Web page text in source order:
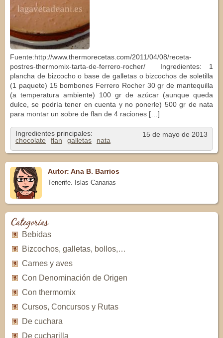
Fuente:http://www.thermorecetas.com/2011/04/08/receta-
postres-thermomix-tarta-de-ferrero-rocher/ Ingredientes: 1
plancha de bizcocho o base de galletas o bizcochos de soletilla
(1 paquete) 15 bombones Ferrero Rocher 30 gr de mantequilla
(a temperatura ambiente) 100 gr de azúcar (aunque queda
dulce, se podría tener en cuenta y no ponerle) 500 gr de nata
para montar un sobre de flan de 4 raciones […]
15 de mayo de 2013
Ingredientes principales:
chocolate
flan galletas nata
Autor: Ana B. Barrios
Tenerife. Islas Canarias
Categorías
Bebidas
Bizcochos, galletas, bollos,…
Carnes y aves
Con Denominación de Origen
Con thermomix
Cursos, Concursos y Rutas
De cuchara
De cucharilla